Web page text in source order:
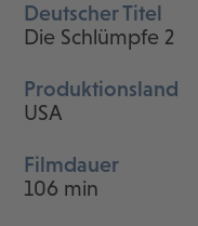
Deutscher Titel
Die Schlümpfe 2
Produktionsland
USA
Filmdauer
106 min